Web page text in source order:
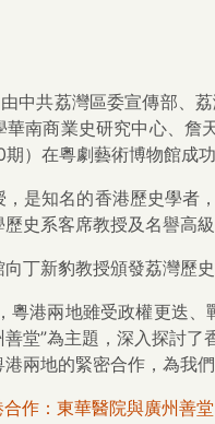
中共荔灣區委宣傳部、
南商業史研究中心、
）在粵劇藝術博物館成功
是知名的香港歷史學者
史系客席教授及名譽高
丁新豹教授頒發荔灣歷
粵港兩地雖受政權更迭
堂”為主題，深入探討
兩地的緊密合作，為我
作：東華醫院與廣州善堂